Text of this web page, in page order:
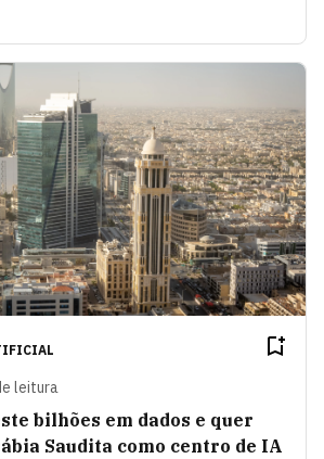
leitura
bilhões em dados e quer
Saudita como centro de IA